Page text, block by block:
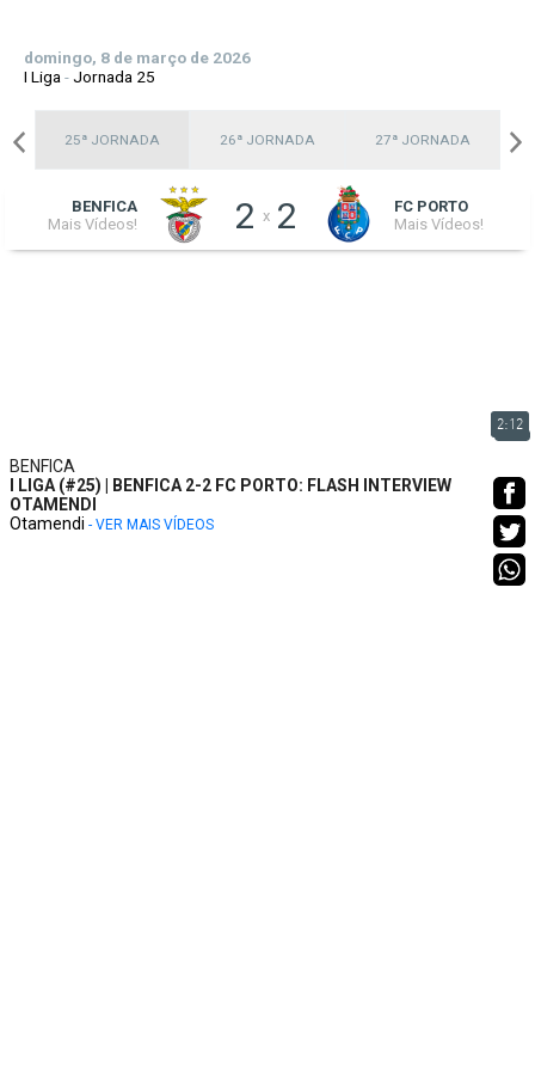
domingo, 8 de março de 2026
I Liga -Jornada 25
25ª JORNADA 26ª JORNADA 27ª JORNADA
BENFICA
Mais Vídeos!
2 x 2
FC PORTO
Mais Vídeos!
2:12
BENFICA
I LIGA (#25) | BENFICA 2-2 FC PORTO: FLASH INTERVIEW
OTAMENDI
Otamendi - VER MAIS VÍDEOS